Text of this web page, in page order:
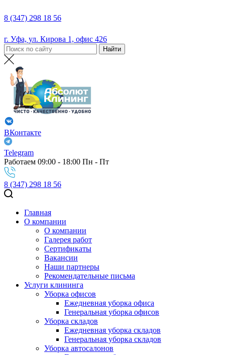
8 (347) 298 18 56
г. Уфа, ул. Кирова 1, офис 426
ВКонтакте
Telegram
Работаем 09:00 - 18:00 Пн - Пт
8 (347) 298 18 56
Главная
О компании
О компании
Галерея работ
Сертификаты
Вакансии
Наши партнеры
Рекомендательные письма
Услуги клининга
Уборка офисов
Ежедневная уборка офиса
Генеральная уборка офисов
Уборка складов
Ежедневная уборка складов
Генеральная уборка складов
Уборка автосалонов